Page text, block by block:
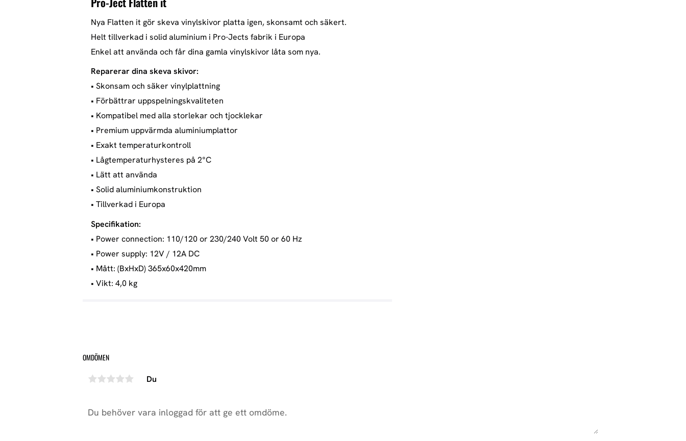
Nya Flatten it gör skeva vinylskivor platta igen, skonsamt och säkert.
Helt tillverkad i solid aluminium i Pro-Jects fabrik i Europa
Enkel att använda och får dina gamla vinylskivor låta som nya.
Reparerar dina skeva skivor:
• Skonsam och säker vinylplattning
• Förbättrar uppspelningskvaliteten
• Kompatibel med alla storlekar och tjocklekar
• Premium uppvärmda aluminiumplattor
• Exakt temperaturkontroll
• Lågtemperaturhysteres på 2°C
• Lätt att använda
• Solid aluminiumkonstruktion
• Tillverkad i Europa
Specifikation:
• Power connection: 110/120 or 230/240 Volt 50 or 60 Hz
• Power supply: 12V / 12A DC
• Mått: (BxHxD) 365x60x420mm
• Vikt: 4,0 kg
OMDÖMEN
Du